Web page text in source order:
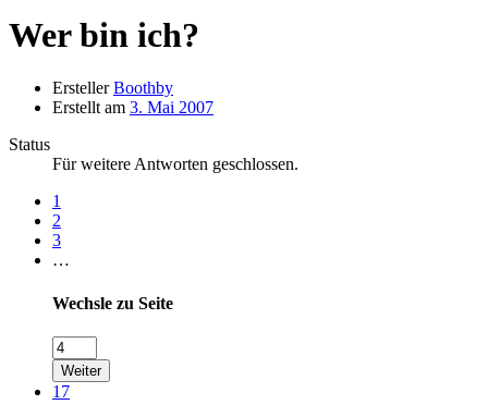
Wer bin ich?
Ersteller Boothby
Erstellt am 3. Mai 2007
Status
Für weitere Antworten geschlossen.
1
2
3
…
Wechsle zu Seite
Weiter
17